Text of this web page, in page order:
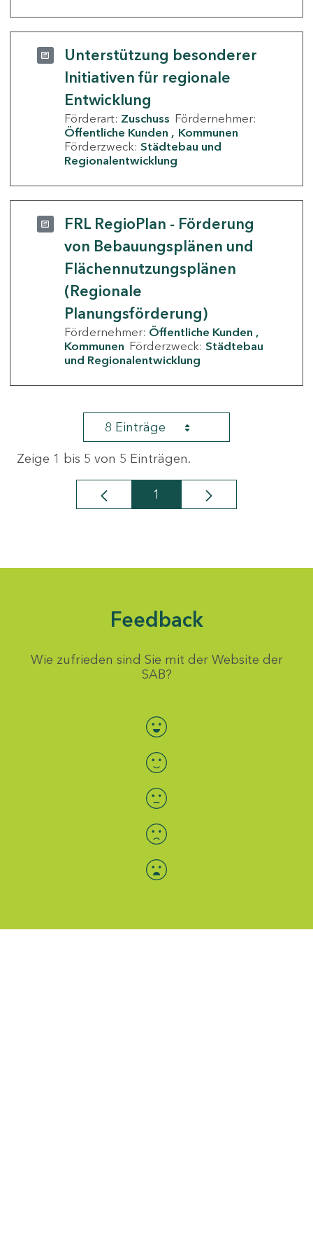
Unterstützung besonderer
Initiativen für regionale
Entwicklung
Förderart: Zuschuss Fördernehmer:
Öffentliche Kunden
Kommunen
Förderzweck: Städtebau und
Regionalentwicklung
FRL RegioPlan - Förderung
von Bebauungsplänen und
Flächennutzungsplänen
(Regionale
Planungsförderung)
Fördernehmer: Öffentliche Kunden
Kommunen Förderzweck: Städtebau
und Regionalentwicklung
8 Einträge
Zeige 1 bis 5 von 5 Einträgen.
Seite
1
Feedback
Wie zufrieden sind Sie mit der Website der
SAB?
Bewertung auswählen